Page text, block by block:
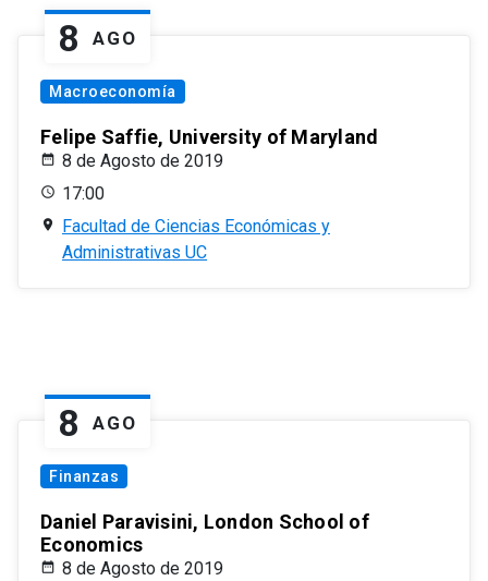
8 AGO
Macroeconomía
Felipe Saffie, University of Maryland
8 de Agosto de 2019
17:00
Facultad de Ciencias Económicas y
Administrativas UC
8 AGO
Finanzas
Daniel Paravisini, London School of
Economics
8 de Agosto de 2019